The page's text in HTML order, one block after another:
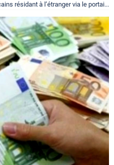
résidant à l’étranger via le portai...